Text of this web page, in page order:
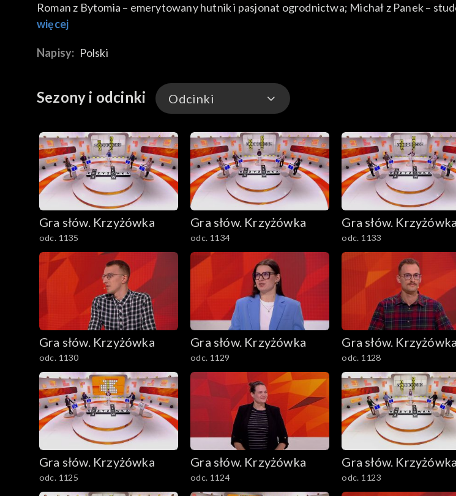
Roman z Bytomia – emerytowany hutnik i pasjonat ogrodnictwa; Michał z Panek –
– miłośniczka podróżowania.
więcej
Napisy: Polski
Sezony i odcinki Odcinki
Odcinki
Gra słów. Krzyżówka
odc. 1135
Gra słów. Krzyżówka
odc. 1134
Gra słów. Krzyżówka
odc. 1133
Gra słów. Krzyżówka
odc. 1130
Gra słów. Krzyżówka
odc. 1129
Gra słów. Krzyżówka
odc. 1128
Gra słów. Krzyżówka
odc. 1125
Gra słów. Krzyżówka
odc. 1124
Gra słów. Krzyżówka
odc. 1123